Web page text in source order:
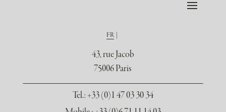
FR
43, rue Jacob
75006 Paris
Tel.: +33 (0)1 47 03 30 34